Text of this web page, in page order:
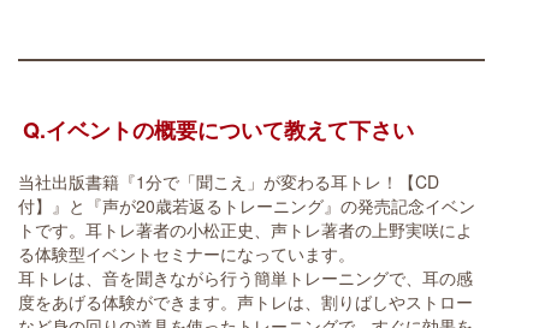
Q.イベントの概要について教えて下さい
当社出版書籍『1分で「聞こえ」が変わる耳トレ！【CD
付】』と『声が20歳若返るトレーニング』の発売記念イベン
トです。耳トレ著者の小松正史、声トレ著者の上野実咲によ
る体験型イベントセミナーになっています。
耳トレは、音を聞きながら行う簡単トレーニングで、耳の感
度をあげる体験ができます。声トレは、割りばしやストロー